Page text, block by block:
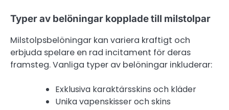
Typer av belöningar kopplade till milstolpar
Milstolpsbelöningar kan variera kraftigt och
erbjuda spelare en rad incitament för deras
framsteg. Vanliga typer av belöningar inkluderar:
Exklusiva karaktärsskins och kläder
Unika vapenskisser och skins